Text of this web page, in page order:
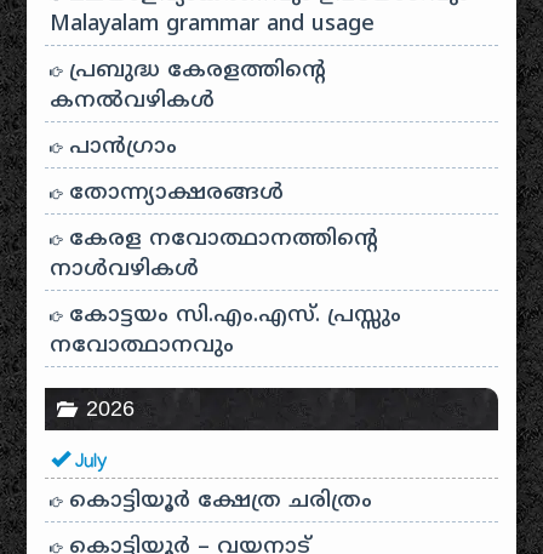
Malayalam grammar and usage
പ്രബുദ്ധ കേരളത്തിന്റെ
കനൽവഴികൾ
പാന്‍ഗ്രാം
തോന്ന്യാക്ഷരങ്ങള്‍
കേരള നവോത്ഥാനത്തിന്റെ
നാൾവഴികൾ
കോട്ടയം സി.എം.എസ്. പ്രസ്സും
നവോത്ഥാനവും
2026
July
കൊട്ടിയൂർ ക്ഷേത്ര ചരിത്രം
കൊട്ടിയൂർ – വയനാട്